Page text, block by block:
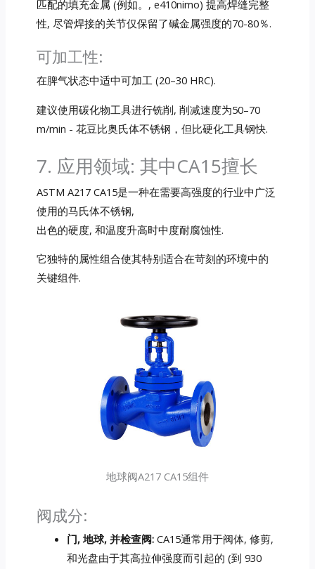
匹配的填充金属 (例如。, e410nimo) 提高焊缝完整
性, 尽管焊接的关节仅保留了碱金属强度的70-80％.
可加工性:
在脾气状态中适中可加工 (20–30 HRC).
建议使用碳化物工具进行铣削, 削减速度为50–70
m/min - 花豆比奥氏体不锈钢，但比硬化工具钢快.
7. 应用领域: 其中CA15擅长
ASTM A217 CA15是一种在需要高强度的行业中广泛
使用的马氏体不锈钢,
出色的硬度, 和温度升高时中度耐腐蚀性.
它独特的属性组合使其特别适合在苛刻的环境中的
关键组件.
地球阀A217 CA15组件
阀成分:
门, 地球, 并检查阀: CA15通常用于阀体, 修剪,
和光盘由于其高拉伸强度而引起的 (到 930